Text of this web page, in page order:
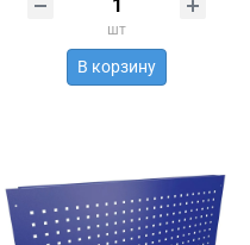
шт
В корзину